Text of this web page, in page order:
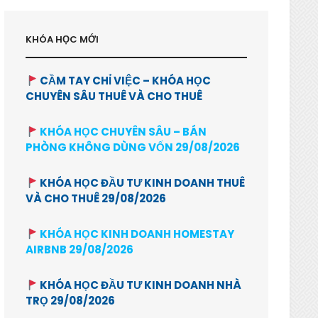
KHÓA HỌC MỚI
CẦM TAY CHỈ VIỆC – KHÓA HỌC
CHUYÊN SÂU THUÊ VÀ CHO THUÊ
KHÓA HỌC CHUYÊN SÂU – BÁN
PHÒNG KHÔNG DÙNG VỐN 29/08/2026
KHÓA HỌC ĐẦU TƯ KINH DOANH THUÊ
VÀ CHO THUÊ 29/08/2026
KHÓA HỌC KINH DOANH HOMESTAY
AIRBNB 29/08/2026
KHÓA HỌC ĐẦU TƯ KINH DOANH NHÀ
TRỌ 29/08/2026